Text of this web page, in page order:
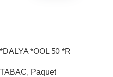
*DALYA *OOL 50 *R
TABAC, Paquet